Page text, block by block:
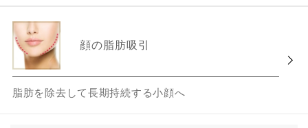
顔の脂肪吸引
脂肪を除去して長期持続する小顔へ